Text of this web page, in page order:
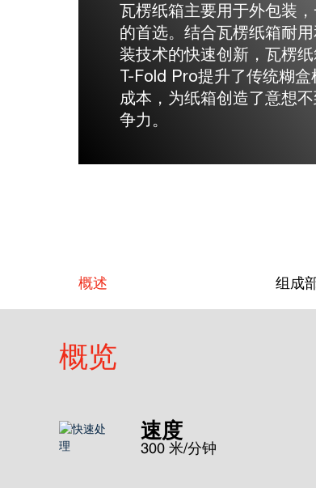
瓦楞纸箱主要用于外包装
的首选。结合瓦楞纸箱耐
装技术的快速创新，瓦楞纸
T-Fold Pro提升了传统糊
成本，为纸箱创造了意想
争力。
概述 组成
概览
速度
300 米/分钟